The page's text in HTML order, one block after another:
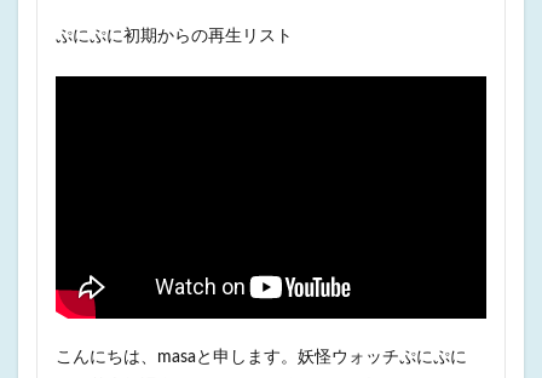
ぷにぷに初期からの再生リスト
こんにちは、masaと申します。妖怪ウォッチぷにぷに